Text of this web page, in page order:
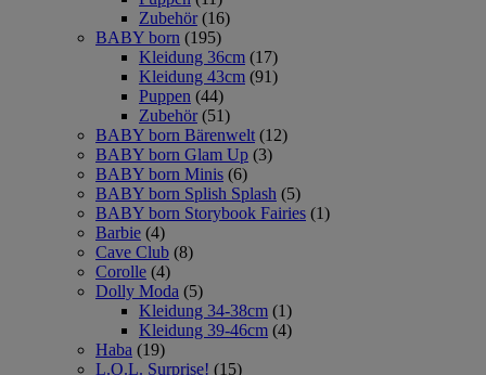
Zubehör (16)
BABY born (195)
Kleidung 36cm (17)
Kleidung 43cm (91)
Puppen (44)
Zubehör (51)
BABY born Bärenwelt (12)
BABY born Glam Up (3)
BABY born Minis (6)
BABY born Splish Splash (5)
BABY born Storybook Fairies (1)
Barbie (4)
Cave Club (8)
Corolle (4)
Dolly Moda (5)
Kleidung 34-38cm (1)
Kleidung 39-46cm (4)
Haba (19)
L.O.L. Surprise! (15)